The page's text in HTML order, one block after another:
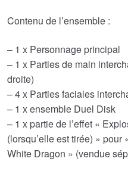
Contenu de l’ensemble :
– 1 x Personnage principal
– 1 x Parties de main
droite)
– 4 x Parties faciales
– 1 x ensemble Duel Disk
– 1 x partie de l’effet «
(lorsqu’elle est tirée) »
White Dragon » (vendue